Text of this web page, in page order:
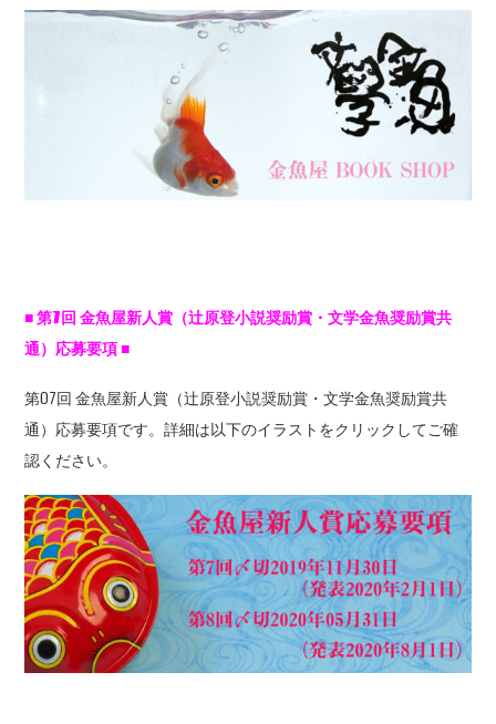
■第7回金魚屋新人賞（辻原登小説奨励賞・文学金魚奨励賞共
通）応募要項■
第07回 金魚屋新人賞（辻原登小説奨励賞・文学金魚奨励賞共
通）応募要項です。詳細は以下のイラストをクリックしてご確
認ください。